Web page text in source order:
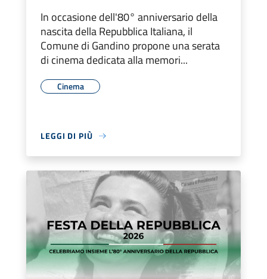
In occasione dell'80° anniversario della
nascita della Repubblica Italiana, il
Comune di Gandino propone una serata
di cinema dedicata alla memori...
Cinema
LEGGI DI PIÙ